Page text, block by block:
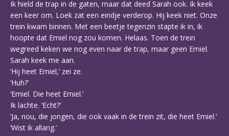
Ik hield de trap in de gaten, maar dat deed Sarah ook. Ik keek
een keer om. Loek zat een eindje verderop. Hij keek niet. Onze
trein kwam binnen. Met een beetje tegenzin stapte ik in, ik
hoopte dat Emiel nog zou komen. Helaas. Toen de trein
wegreed keken we nog even naar de trap, maar geen Emiel.
Sarah keek me aan.
‘Hij heet Emiel,’ zei ze.
‘Huh?’
‘Emiel. Die heet Emiel.’
Ik lachte. ‘Echt?’
‘Ja, nou, die jongen, die ook vaak in de trein zit, die heet Emiel.’
‘Wist ik allang.’